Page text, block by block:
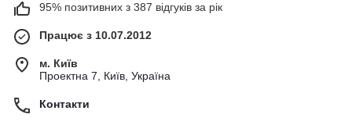
95% позитивних з 387 відгуків за рік
Працює з 10.07.2012
м. Київ
Проектна 7, Київ, Україна
Контакти